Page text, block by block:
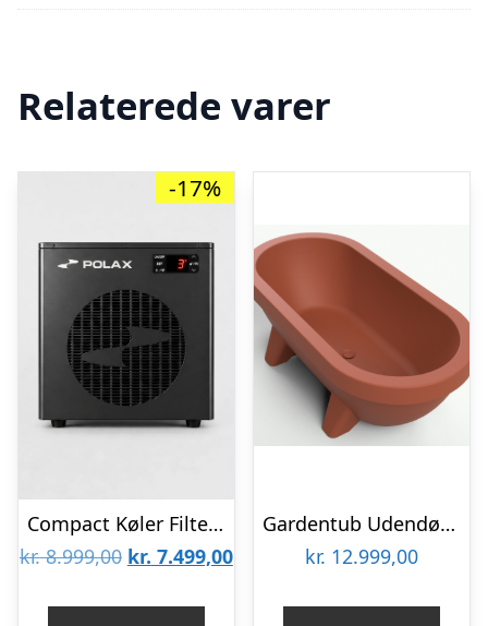
Relaterede varer
-17%
Compact Køler Filter+
kr.8.999,00 Den
kr. 7.499,00Den
Gardentub Udendørs badekar i polyethylene 194 x 94 cm – Terracotta
kr. 12.999,00